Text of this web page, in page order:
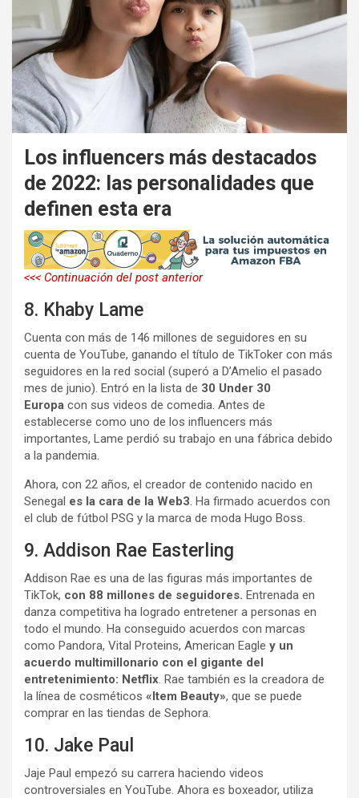
Los influencers más destacados
de 2022: las personalidades que
definen esta era
<<< Continuación del post anterior
8. Khaby Lame
Cuenta con más de 146 millones de seguidores en su
cuenta de YouTube, ganando el título de TikToker con más
seguidores en la red social (superó a D’Amelio el pasado
mes de junio). Entró en la lista de 30 Under 30
Europa con sus videos de comedia. Antes de
establecerse como uno de los influencers más
importantes, Lame perdió su trabajo en una fábrica debido
a la pandemia.
Ahora, con 22 años, el creador de contenido nacido en
Senegal es la cara de la Web3. Ha firmado acuerdos con
el club de fútbol PSG y la marca de moda Hugo Boss.
9. Addison Rae Easterling
Addison Rae es una de las figuras más importantes de
TikTok, con 88 millones de seguidores. Entrenada en
danza competitiva ha logrado entretener a personas en
todo el mundo. Ha conseguido acuerdos con marcas
como Pandora, Vital Proteins, American Eagle y un
acuerdo multimillonario con el gigante del
entretenimiento: Netflix. Rae también es la creadora de
la línea de cosméticos «Item Beauty», que se puede
comprar en las tiendas de Sephora.
10. Jake Paul
Jaje Paul empezó su carrera haciendo videos
controversiales en YouTube. Ahora es boxeador, utiliza